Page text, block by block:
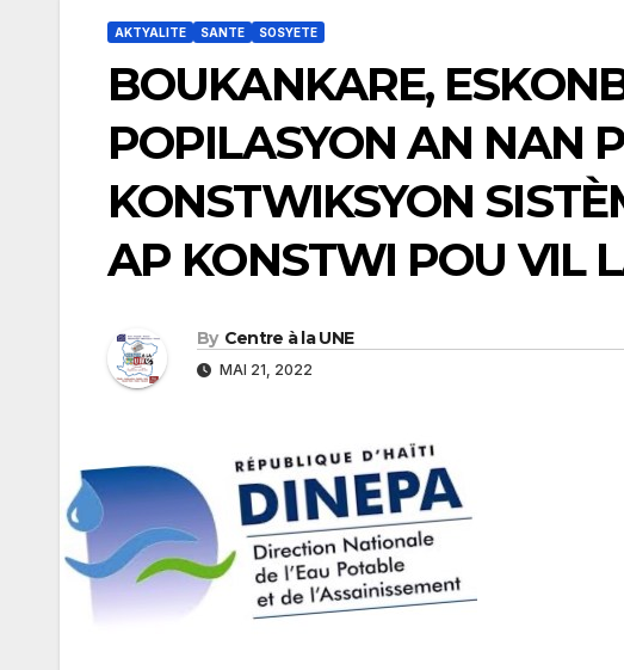
AKTYALITE SANTE SOSYETE
BOUKANKARE,
POPILASYON AN NAN
KONSTWIKSYON
AP KONSTWI POU VIL
By Centre à la UNE
MAI 21, 2022